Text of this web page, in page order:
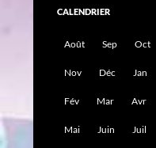
CALENDRIER
Août Sep Oct
Nov Déc Jan
Fév Mar Avr
Mai Juin Juil